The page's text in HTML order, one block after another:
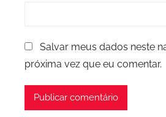
Salvar meus dados neste
próxima vez que eu comentar.